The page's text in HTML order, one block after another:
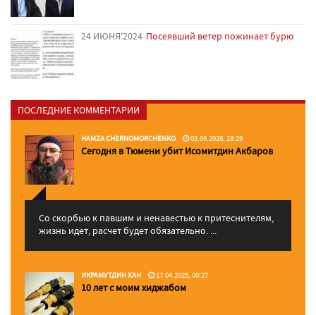
24 ИЮНЯ'2024 Посеявший ветер пожинает бурю
ПОСЛЕДНИЕ КОММЕНТАРИИ
HAMZA CHERNOMORCHENKO 03.06.2026, 23:29
Сегодня в Тюмени убит Исомитдин Акбаров
Со скорбью к павшим и ненавестью к притеснителям,
жизнь идет, расчет будет обязательно. ...
ИКРАМУТДИН ХАН 17.04.2025, 00:27
10 лет с моим хиджабом